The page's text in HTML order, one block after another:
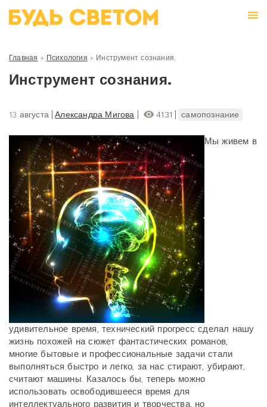
Главная » Психология » Инструмент сознания.
Инструмент сознания.
13 августа Александра Мигова 4131 самопознание
Мы живем в
удивительное время, технический прогресс сделал нашу
жизнь похожей на сюжет фантастических романов,
многие бытовые и профессиональные задачи стали
выполняться быстро и легко, за нас стирают, убирают,
считают машины. Казалось бы, теперь можно
использовать освободившееся время для
интеллектуального развития и творчества, но